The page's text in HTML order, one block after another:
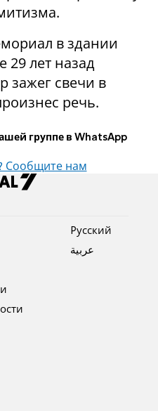
в здании
29 лет назад
зажег свечи в
речь.
группе в WhatsApp
Сообщите нам
Pусский
عربية